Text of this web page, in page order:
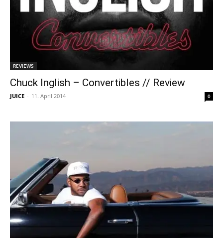
REVIEWS
Chuck Inglish – Convertibles // Review
JUICE - 11. April 2014 0